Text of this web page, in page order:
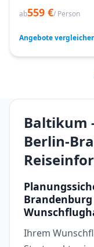
ab559 €/ Person
Angebote
Baltikum
Berlin-
Ihrem